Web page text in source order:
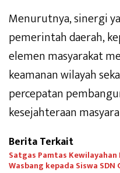
Menurutnya, sinergi
pemerintah daerah,
elemen masyarakat
keamanan wilayah
percepatan
kesejahteraan
Berita Terkait
Satgas Pamtas
Wasbang kepada Siswa SDN